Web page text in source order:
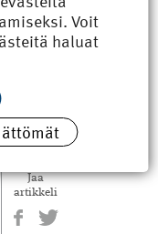
ja
siitä, että
Jaa
artikkeli
Voit
haluat